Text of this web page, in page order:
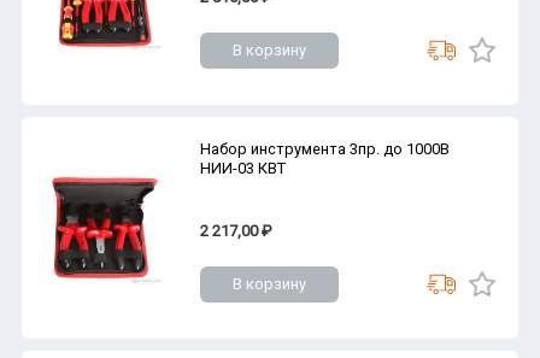
В корзину
Набор инструмента 3пр. до 1000В
НИИ-03 КВТ
2 217,00 ₽
В корзину